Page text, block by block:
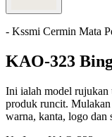
- Kssmi Cermin Mata
KAO-323
Ini ialah model rujukan
produk runcit. Mulakan
warna, kanta, logo dan